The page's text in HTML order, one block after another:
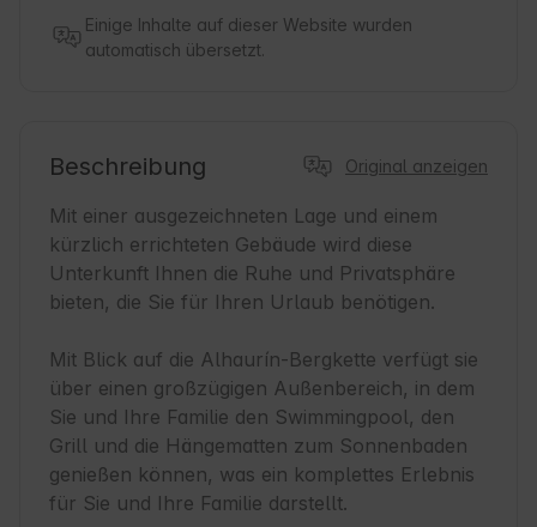
Einige Inhalte auf dieser Website wurden
automatisch übersetzt.
Beschreibung Original anzeigen
Mit einer ausgezeichneten Lage und einem
kürzlich errichteten Gebäude wird diese
Unterkunft Ihnen die Ruhe und Privatsphäre
bieten, die Sie für Ihren Urlaub benötigen.
Mit Blick auf die Alhaurín-Bergkette verfügt sie
über einen großzügigen Außenbereich, in dem
Sie und Ihre Familie den Swimmingpool, den
Grill und die Hängematten zum Sonnenbaden
genießen können, was ein komplettes Erlebnis
für Sie und Ihre Familie darstellt.